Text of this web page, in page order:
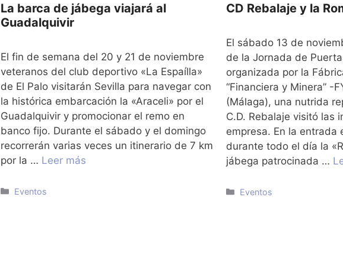
La barca de jábega viajará al
Guadalquivir
El fin de semana del 20 y 21 de noviembre
veteranos del club deportivo «La Espaílla»
de El Palo visitarán Sevilla para navegar con
la histórica embarcación la «Araceli» por el
Guadalquivir y promocionar el remo en
banco fijo. Durante el sábado y el domingo
recorrerán varias veces un itinerario de 7 km
por la … Leer más
Categorías
Eventos
CD Rebalaje y la
El sábado 13 de
de la Jornada de
organizada por la
“Financiera y Minera” -
(Málaga), una nutrida
C.D. Rebalaje visitó las
empresa. En la entrada
durante todo el día la
jábega patrocinada …
Categorías
Eventos